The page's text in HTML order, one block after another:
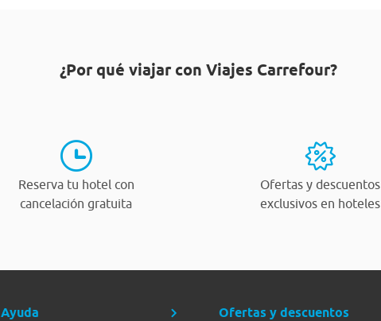
¿Por qué viajar con Viajes Carrefour?
Reserva tu hotel con
cancelación gratuita
Ofertas y descuentos
exclusivos en hoteles
Ayuda
Ofertas y descuentos